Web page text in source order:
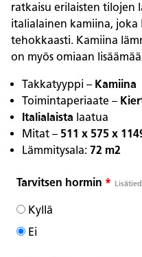
ratkaisu erilaisten tilojen
italialainen kamiina,
tehokkaasti. Kamiina
on myös omiaan
Takkatyyppi – Kamiina
Toimintaperiaate –
Italialaista laatua
Mitat – 511 x 575 x
Lämmitysala: 72 m2
Tarvitsen hormin *
Kyllä
Ei